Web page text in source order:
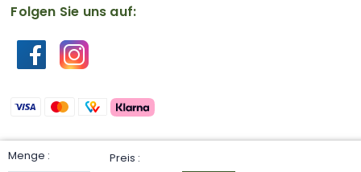
Folgen Sie uns auf: